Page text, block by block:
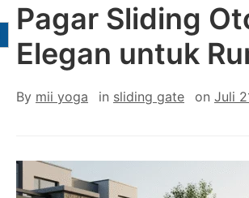
Pagar Sliding
Elegan untuk
By mii yoga in sliding gate on Juli